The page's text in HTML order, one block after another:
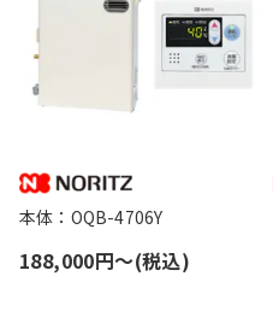
本体：OQB-4706Y
188,000円〜(税込)